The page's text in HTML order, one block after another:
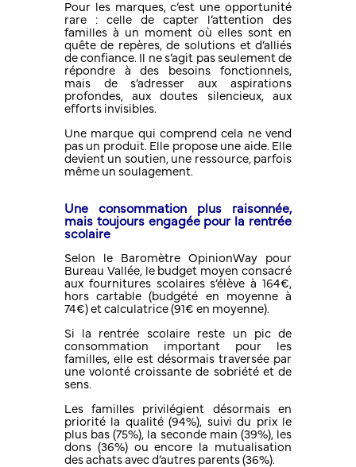
Pour les marques, c’est une opportunité
rare : celle de capter l’attention des
familles à un moment où elles sont en
quête de repères, de solutions et d’alliés
de confiance. Il ne s’agit pas seulement de
répondre à des besoins fonctionnels,
mais de s’adresser aux aspirations
profondes, aux doutes silencieux, aux
efforts invisibles.
Une marque qui comprend cela ne vend
pas un produit. Elle propose une aide. Elle
devient un soutien, une ressource, parfois
même un soulagement.
Une consommation plus raisonnée,
mais toujours engagée pour la rentrée
scolaire
Selon le Baromètre OpinionWay pour
Bureau Vallée, le budget moyen consacré
aux fournitures scolaires s’élève à 164€,
hors cartable (budgété en moyenne à
74€) et calculatrice (91€ en moyenne).
Si la rentrée scolaire reste un pic de
consommation important pour les
familles, elle est désormais traversée par
une volonté croissante de sobriété et de
sens.
Les familles privilégient désormais en
priorité la qualité (94%), suivi du prix le
plus bas (75%), la seconde main (39%), les
dons (36%) ou encore la mutualisation
des achats avec d’autres parents (36%).